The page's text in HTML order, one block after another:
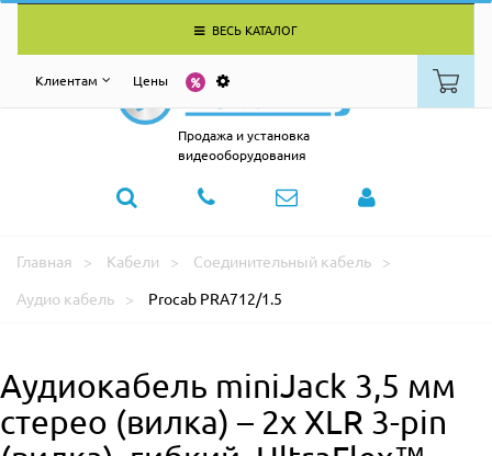
ВЕСЬ КАТАЛОГ
Клиентам Цены
Продажа и установка
видеооборудования
Главная Кабели
Соединительный кабель
Аудио кабель
Procab PRA712/1.5
Аудиокабель miniJack 3,5 мм
стерео (вилка) – 2х XLR 3-pin